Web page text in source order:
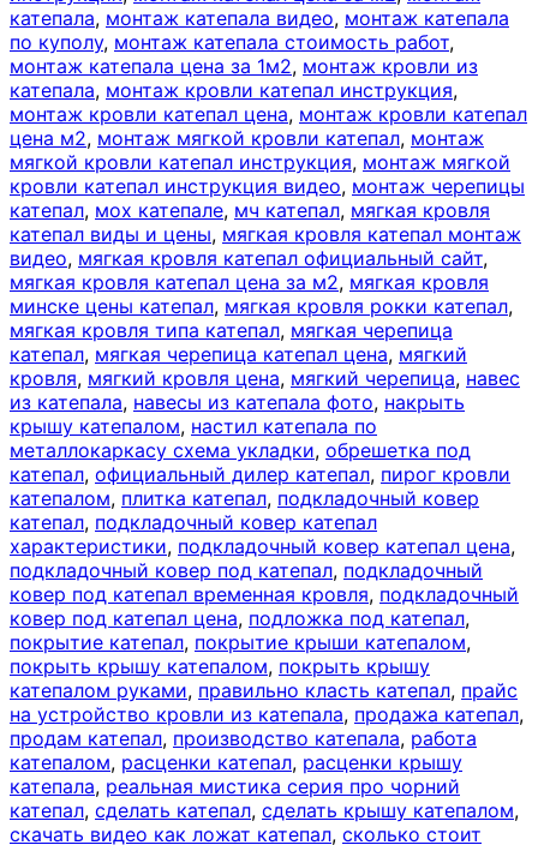
катепала, монтаж катепала видео, монтаж катепала
по куполу, монтаж катепала стоимость работ,
монтаж катепала цена за 1м2, монтаж кровли из
катепала, монтаж кровли катепал инструкция,
монтаж кровли катепал цена, монтаж кровли катепал
цена м2, монтаж мягкой кровли катепал, монтаж
мягкой кровли катепал инструкция, монтаж мягкой
кровли катепал инструкция видео, монтаж черепицы
катепал, мох катепале, мч катепал, мягкая кровля
катепал виды и цены, мягкая кровля катепал монтаж
видео, мягкая кровля катепал официальный сайт,
мягкая кровля катепал цена за м2, мягкая кровля
минске цены катепал, мягкая кровля рокки катепал,
мягкая кровля типа катепал, мягкая черепица
катепал, мягкая черепица катепал цена, мягкий
кровля, мягкий кровля цена, мягкий черепица, навес
из катепала, навесы из катепала фото, накрыть
крышу катепалом, настил катепала по
металлокаркасу схема укладки, обрешетка под
катепал, официальный дилер катепал, пирог кровли
катепалом, плитка катепал, подкладочный ковер
катепал, подкладочный ковер катепал
характеристики, подкладочный ковер катепал цена,
подкладочный ковер под катепал, подкладочный
ковер под катепал временная кровля, подкладочный
ковер под катепал цена, подложка под катепал,
покрытие катепал, покрытие крыши катепалом,
покрыть крышу катепалом, покрыть крышу
катепалом руками, правильно класть катепал, прайс
на устройство кровли из катепала, продажа катепал,
продам катепал, производство катепала, работа
катепалом, расценки катепал, расценки крышу
катепала, реальная мистика серия про чорний
катепал, сделать катепал, сделать крышу катепалом,
скачать видео как ложат катепал, сколько стоит